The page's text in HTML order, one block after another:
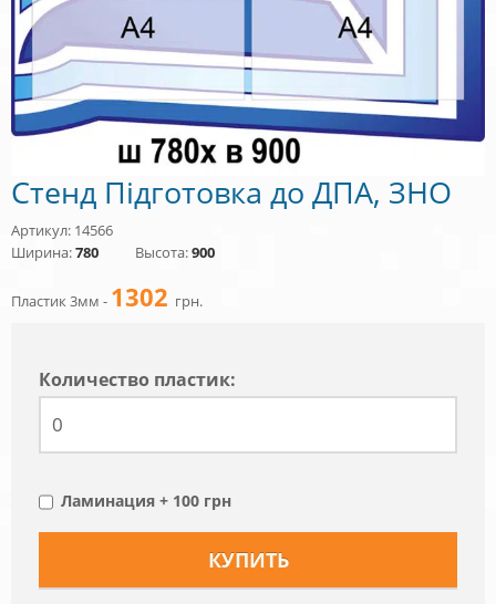
Стенд Підготовка до ДПА, ЗНО
Артикул: 14566
Ширина:780 Высота:900
Пластик 3мм - 1302 грн.
Количество пластик:
Ламинация + 100 грн